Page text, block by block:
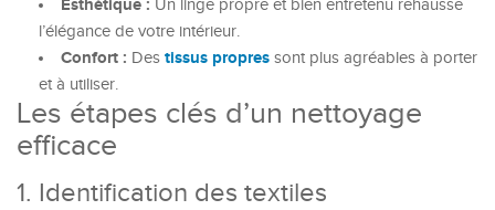
Esthétique : Un linge propre et bien entretenu rehausse
l’élégance de votre intérieur.
Confort : Des tissus propres sont plus agréables à porter
et à utiliser.
Les étapes clés d’un nettoyage
efficace
1. Identification des textiles